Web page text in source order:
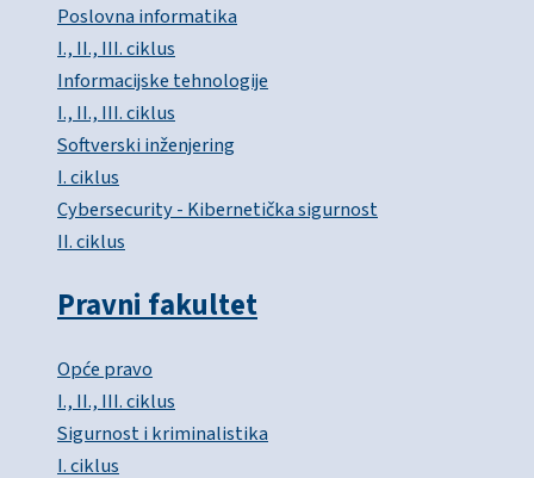
Poslovna informatika
I., II., III. ciklus
Informacijske tehnologije
I., II., III. ciklus
Softverski inženjering
I. ciklus
Cybersecurity - Kibernetička sigurnost
II. ciklus
Pravni fakultet
Opće pravo
I., II., III. ciklus
Sigurnost i kriminalistika
I. ciklus